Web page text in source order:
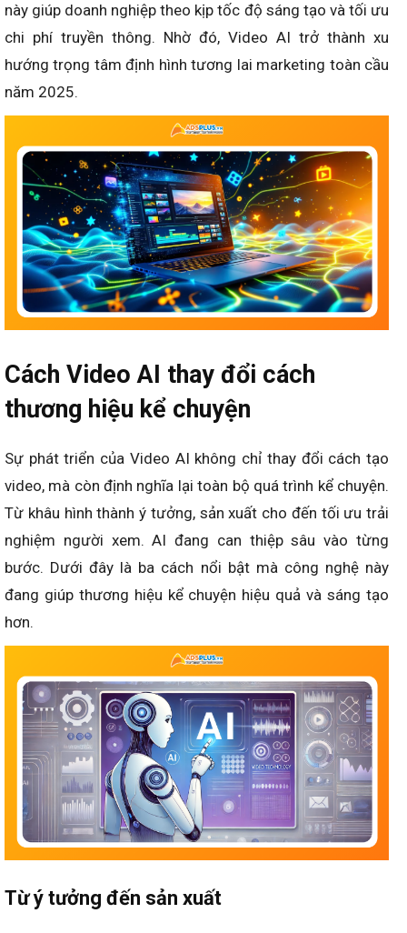
này giúp doanh nghiệp theo kịp tốc độ sáng tạo và tối ưu
chi phí truyền thông. Nhờ đó, Video AI trở thành xu
hướng trọng tâm định hình tương lai marketing toàn cầu
năm 2025.
Cách Video AI thay đổi cách
thương hiệu kể chuyện
Sự phát triển của Video AI không chỉ thay đổi cách tạo
video, mà còn định nghĩa lại toàn bộ quá trình kể chuyện.
Từ khâu hình thành ý tưởng, sản xuất cho đến tối ưu trải
nghiệm người xem. AI đang can thiệp sâu vào từng
bước. Dưới đây là ba cách nổi bật mà công nghệ này
đang giúp thương hiệu kể chuyện hiệu quả và sáng tạo
hơn.
Từ ý tưởng đến sản xuất